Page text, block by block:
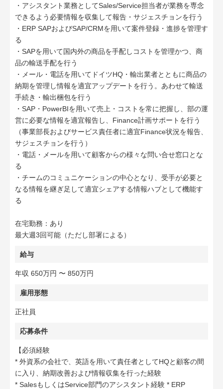
・アシスタント業務としてSales/Service担当者が業務を専念
できるよう必要情報を収集して報告・サジェスチョンを行う
・ERP SAPおよびSAP/CRMを用いて案件登録・進捗を管理す
る
・SAPを用いて国内外の商品を手配しコストを管理かつ、商
品の輸送手配を行う
・メール・電話を用いてドイツHQ・輸出業者とともに商品の
納期を管理し情報を適宜アップデートを行う。あわせて輸送
手続き・輸出梱包を行う
・SAP・PowerBIを用いて売上・コストを常に把握し、部の運
営に必要な情報を適宜報告し、Finance計画サポートを行う
（事業部長およびサービス責任者に適宜Finance状況を報告、
サジェスチョンを行う）
・電話・メールを用いて顧客からの様々な問い合せ窓口とな
る
・チームのコミュニケーションの中心となり、受手が必要と
なる情報を継ぎ足して適宜シェアする情報ハブとして機能す
る
在宅勤務：あり
最大週3回可能（ただし部署による）
給与
年収 650万円 〜 850万円
雇用形態
正社員
応募条件
【必須経験
* 外資系の会社で、英語を用いて責任者としてHQと顧客の間
に入り、納期改善および情報収集を行った経験
* SalesもしくはService部門のアシスタント経験 * ERP